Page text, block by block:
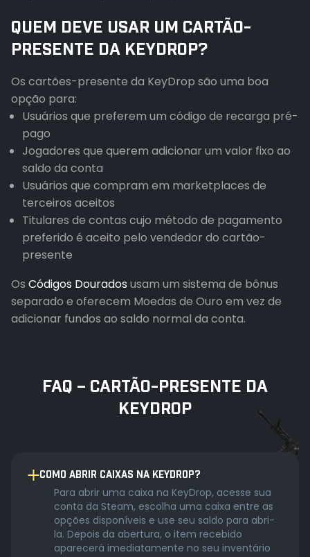
QUEM DEVE USAR UM CARTÃO-
PRESENTE DA KEYDROP?
Os cartões-presente da KeyDrop são uma boa
opção para:
Usuários que preferem um código de recarga pré-
pago
Jogadores que querem adicionar um valor fixo ao
saldo da conta
Usuários que compram em marketplaces de
terceiros aceitos
Titulares de contas cujo método de pagamento
preferido é aceito pelo vendedor do cartão-
presente
Os Códigos Dourados usam um sistema de bônus
separado e oferecem Moedas de Ouro em vez de
adicionar fundos ao saldo normal da conta.
FAQ – CARTÃO-PRESENTE DA
KEYDROP
COMO ABRIR CAIXAS NA KEYDROP?
Para abrir uma caixa na KeyDrop, acesse sua
conta da Steam, escolha uma caixa entre as
opções disponíveis e use seu saldo para abri-
la. Depois da abertura, o item recebido
aparecerá imediatamente no seu inventário